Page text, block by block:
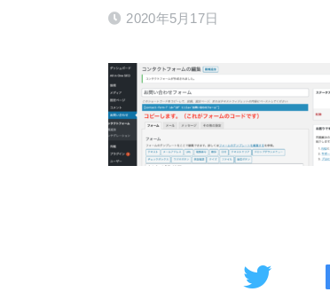
2020年5月17日